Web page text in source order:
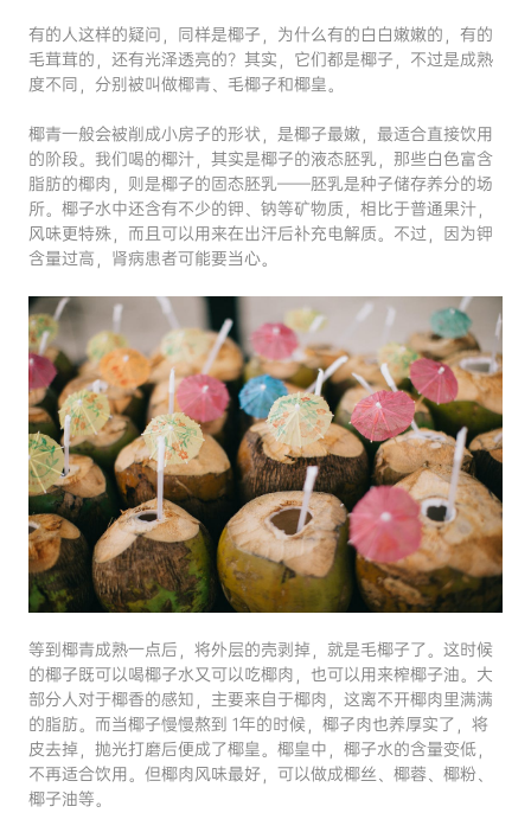
有的人这样的疑问，同样是椰子，为什么有的白白嫩嫩的，有的
毛茸茸的，还有光泽透亮的？其实，它们都是椰子，不过是成熟
度不同，分别被叫做椰青、毛椰子和椰皇。
椰青一般会被削成小房子的形状，是椰子最嫩，最适合直接饮用
的阶段。我们喝的椰汁，其实是椰子的液态胚乳，那些白色富含
脂肪的椰肉，则是椰子的固态胚乳——胚乳是种子储存养分的场
所。椰子水中还含有不少的钾、钠等矿物质，相比于普通果汁，
风味更特殊，而且可以用来在出汗后补充电解质。不过，因为钾
含量过高，肾病患者可能要当心。
等到椰青成熟一点后，将外层的壳剥掉，就是毛椰子了。这时候
的椰子既可以喝椰子水又可以吃椰肉，也可以用来榨椰子油。大
部分人对于椰香的感知，主要来自于椰肉，这离不开椰肉里满满
的脂肪。而当椰子慢慢熬到 1年的时候，椰子肉也养厚实了，将
皮去掉，抛光打磨后便成了椰皇。椰皇中，椰子水的含量变低，
不再适合饮用。但椰肉风味最好，可以做成椰丝、椰蓉、椰粉、
椰子油等。